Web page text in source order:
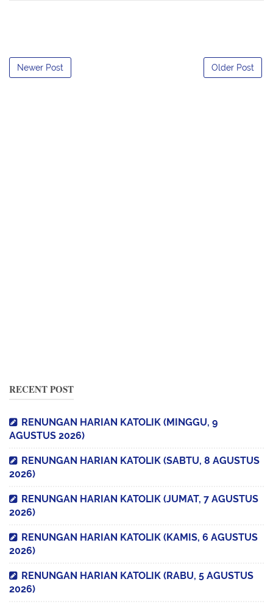
Newer Post Older Post
RECENT POST
RENUNGAN HARIAN KATOLIK (MINGGU, 9
AGUSTUS 2026)
RENUNGAN HARIAN KATOLIK (SABTU, 8 AGUSTUS
2026)
RENUNGAN HARIAN KATOLIK (JUMAT, 7 AGUSTUS
2026)
RENUNGAN HARIAN KATOLIK (KAMIS, 6 AGUSTUS
2026)
RENUNGAN HARIAN KATOLIK (RABU, 5 AGUSTUS
2026)